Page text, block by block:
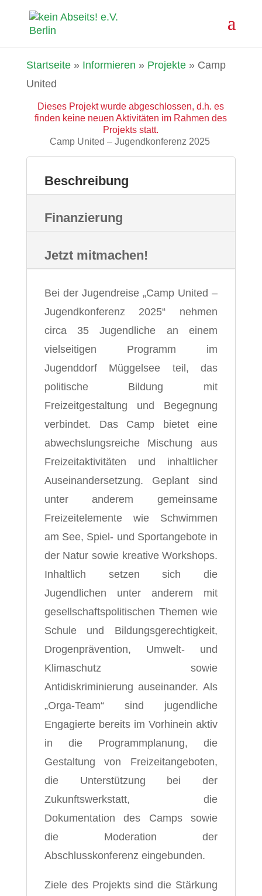
Startseite » Informieren » Projekte »Camp
United
Dieses Projekt wurde abgeschlossen, d.h. es
finden keine neuen Aktivitäten im Rahmen des
Projekts statt.
Camp United – Jugendkonferenz 2025
Beschreibung
Finanzierung
Jetzt mitmachen!
Bei der Jugendreise „Camp United –
Jugendkonferenz 2025“ nehmen
circa 35 Jugendliche an einem
vielseitigen Programm im
Jugenddorf Müggelsee teil, das
politische Bildung mit
Freizeitgestaltung und Begegnung
verbindet. Das Camp bietet eine
abwechslungsreiche Mischung aus
Freizeitaktivitäten und inhaltlicher
Auseinandersetzung. Geplant sind
unter anderem gemeinsame
Freizeitelemente wie Schwimmen
am See, Spiel- und Sportangebote in
der Natur sowie kreative Workshops.
Inhaltlich setzen sich die
Jugendlichen unter anderem mit
gesellschaftspolitischen Themen wie
Schule und Bildungsgerechtigkeit,
Drogenprävention, Umwelt- und
Klimaschutz sowie
Antidiskriminierung auseinander. Als
„Orga-Team“ sind jugendliche
Engagierte bereits im Vorhinein aktiv
in die Programmplanung, die
Gestaltung von Freizeitangeboten,
die Unterstützung bei der
Zukunftswerkstatt, die
Dokumentation des Camps sowie
die Moderation der
Abschlusskonferenz eingebunden.
Ziele des Projekts sind die Stärkung